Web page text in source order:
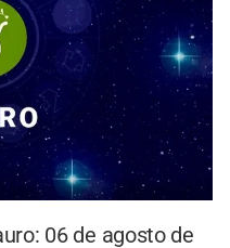
06 de agosto de